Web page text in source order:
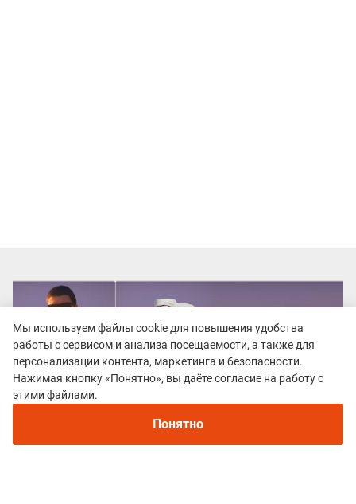
Мы используем файлы cookie для повышения удобства
работы с сервисом и анализа посещаемости, а также для
персонализации контента, маркетинга и безопасности.
Нажимая кнопку «Понятно», вы даёте согласие на работу с
этими файлами.
Понятно